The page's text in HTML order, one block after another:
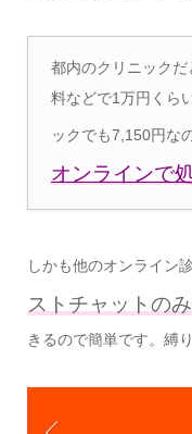
都内のクリニック
料などで1万円くら
ックでも7,150円な
オンラインで
しかも他のオンライン
ストチャットのみ
きるので簡単です。縛